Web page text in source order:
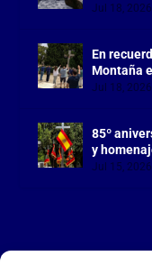
Jul 18, 2026
En
Montaña
Jul 18, 2026
85º
y
Jul 15, 2026